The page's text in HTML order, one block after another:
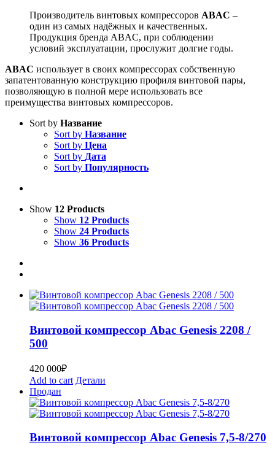
Производитель винтовых компрессоров ABAC –
один из самых надёжных и качественных.
Продукция бренда ABAC, при соблюдении
условий эксплуатации, прослужит долгие годы.
ABAC использует в своих компрессорах собственную
запатентованную конструкцию профиля винтовой пары,
позволяющую в полной мере использовать все
преимущества винтовых компрессоров.
Sort by Название
Sort by Название
Sort by Цена
Sort by Дата
Sort by Популярность
Show 12 Products
Show 12 Products
Show 24 Products
Show 36 Products
Bинтoвoй кoмпpеcсор Abac Genesis 2208 /
500
420 000₽
Add to cart Детали
Продан
Bинтoвoй кoмпpеcсор Abac Genesis 7,5-8/270